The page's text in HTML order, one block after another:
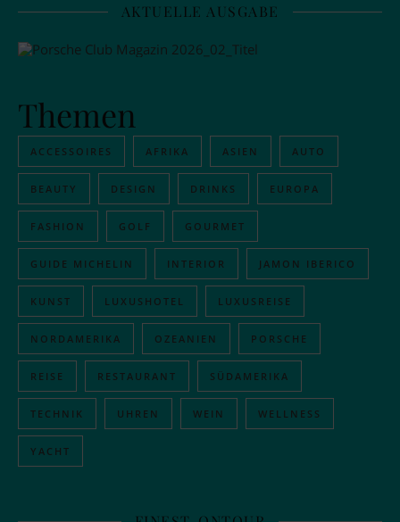
AKTUELLE AUSGABE
Themen
ACCESSOIRES AFRIKA ASIEN AUTO
BEAUTY DESIGN DRINKS EUROPA
FASHION GOLF GOURMET
GUIDE MICHELIN INTERIOR JAMON IBERICO
KUNST LUXUSHOTEL LUXUSREISE
NORDAMERIKA OZEANIEN PORSCHE
REISE RESTAURANT SÜDAMERIKA
TECHNIK UHREN WEIN WELLNESS
YACHT